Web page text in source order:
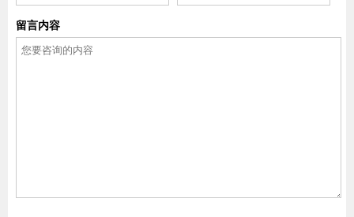
留言内容